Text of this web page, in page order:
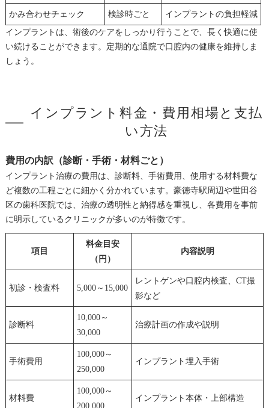
かみ合わせチェック 検診時ごと
インプラントの負担軽減
インプラントは、術後のケアをしっかり行うことで、長く快適に使
い続けることができます。定期的な通院で口腔内の健康を維持しま
しょう。
インプラント料金・費用相場と支払
い方法
費用の内訳（診断・手術・材料ごと）
インプラント治療の費用は、診断料、手術費用、使用する材料費な
ど複数の工程ごとに細かく分かれています。豪徳寺駅周辺や世田谷
区の歯科医院では、治療の透明性と納得感を重視し、各費用を事前
に明示しているクリニックが多いのが特徴です。
項目
料金目安
（円）
内容説明
初診・検査料 5,000～15,000
レントゲンや口腔内検査、CT撮
影など
診断料
10,000～
30,000
治療計画の作成や説明
手術費用
100,000～
250,000
インプラント埋入手術
材料費
100,000～
200,000
インプラント本体・上部構造